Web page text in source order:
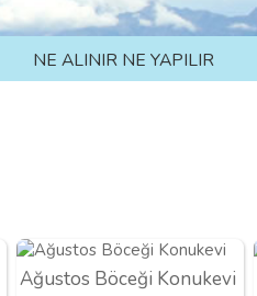
NE ALINIR NE YAPILIR
Ağustos Böceği Konukevi